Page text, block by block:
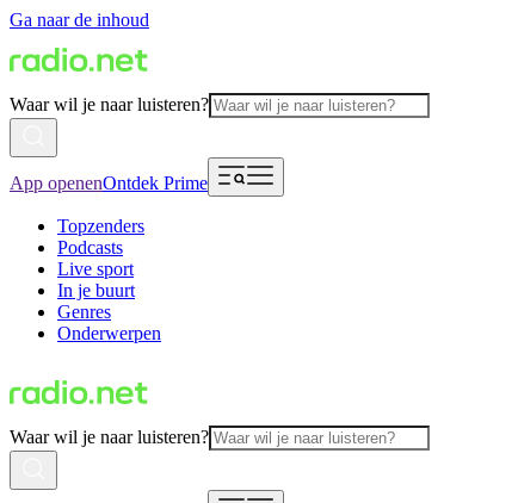
Ga naar de inhoud
Waar wil je naar luisteren?
App openenOntdek Prime
Topzenders
Podcasts
Live sport
In je buurt
Genres
Onderwerpen
Waar wil je naar luisteren?